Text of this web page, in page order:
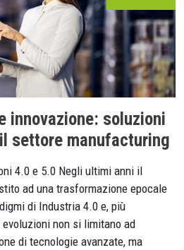
innovazione: soluzioni
settore manufacturing
4.0 e 5.0 Negli ultimi anni il
ad una trasformazione epocale
di Industria 4.0 e, più
non si limitano ad
di tecnologie avanzate, ma